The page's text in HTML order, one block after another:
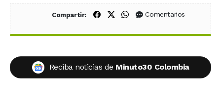
Compartir: Compartir en Facebook
Compartir en X (Twitter)
Compartir en WhatsApp
Comentarios
Reciba noticias de Minuto30 Colombia